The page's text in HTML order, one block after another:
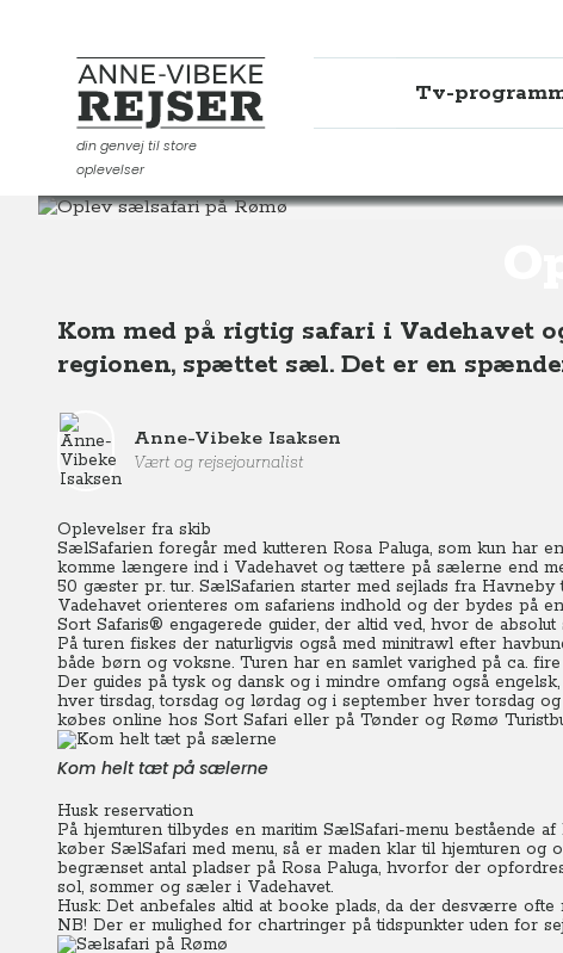
Anne-Vibeke Rejser
din genvej til store
oplevelser
Tv-
Destinationer
Kom med på rigtig safari i Vadehavet
regionen, spættet sæl. Det er en
Anne-Vibeke Isaksen
Vært og rejsejournalist
Oplevelser fra skib
SælSafarien foregår med kutteren Rosa Paluga, som kun har
komme længere ind i Vadehavet og tættere på sælerne end
50 gæster pr. tur. SælSafarien starter med sejlads fra
Vadehavet orienteres om safariens indhold og der bydes på
Sort Safaris® engagerede guider, der altid ved, hvor de
På turen fiskes der naturligvis også med minitrawl efter
både børn og voksne. Turen har en samlet varighed på ca.
Der guides på tysk og dansk og i mindre omfang også
hver tirsdag, torsdag og lørdag og i september hver torsdag
købes online hos Sort Safari eller på Tønder og Rømø
Kom helt tæt på sælerne
Husk reservation
På hjemturen tilbydes en maritim SælSafari-menu bestående
køber SælSafari med menu, så er maden klar til hjemturen
begrænset antal pladser på Rosa Paluga, hvorfor der
sol, sommer og sæler i Vadehavet.
Husk: Det anbefales altid at booke plads, da der desværre ofte
NB! Der er mulighed for chartringer på tidspunkter uden for